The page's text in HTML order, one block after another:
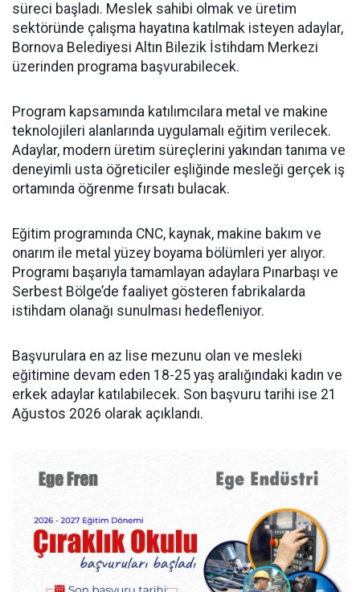
süreci başladı. Meslek sahibi olmak ve üretim
sektöründe çalışma hayatına katılmak isteyen adaylar,
Bornova Belediyesi Altın Bilezik İstihdam Merkezi
üzerinden programa başvurabilecek.
Program kapsamında katılımcılara metal ve makine
teknolojileri alanlarında uygulamalı eğitim verilecek.
Adaylar, modern üretim süreçlerini yakından tanıma ve
deneyimli usta öğreticiler eşliğinde mesleği gerçek iş
ortamında öğrenme fırsatı bulacak.
Eğitim programında CNC, kaynak, makine bakım ve
onarım ile metal yüzey boyama bölümleri yer alıyor.
Programı başarıyla tamamlayan adaylara Pınarbaşı ve
Serbest Bölge’de faaliyet gösteren fabrikalarda
istihdam olanağı sunulması hedefleniyor.
Başvurulara en az lise mezunu olan ve mesleki
eğitimine devam eden 18-25 yaş aralığındaki kadın ve
erkek adaylar katılabilecek. Son başvuru tarihi ise 21
Ağustos 2026 olarak açıklandı.